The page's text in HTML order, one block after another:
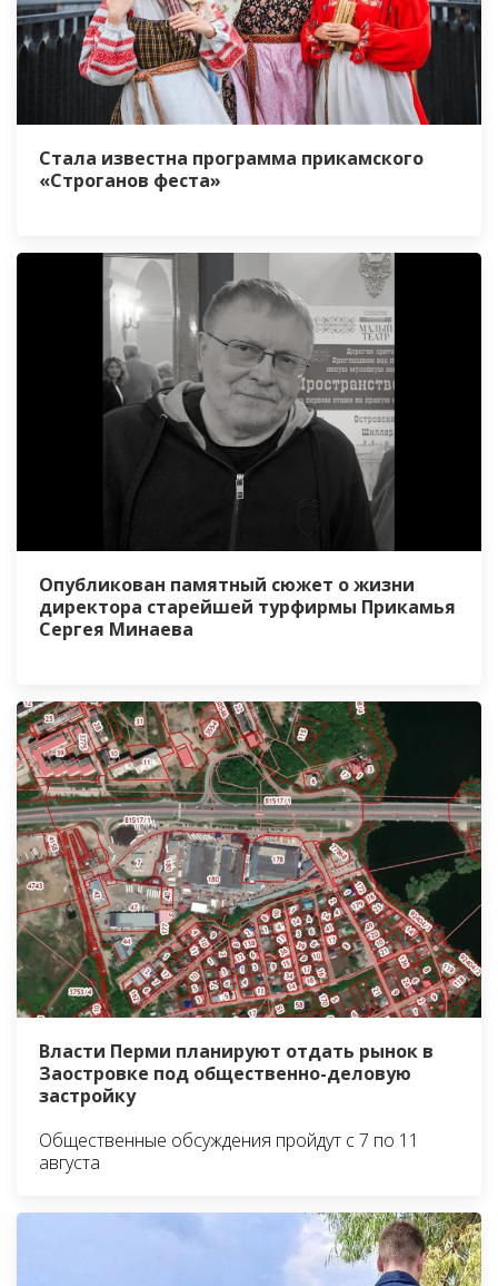
Стала известна программа прикамского
«Строганов феста»
Опубликован памятный сюжет о жизни
директора старейшей турфирмы Прикамья
Сергея Минаева
Власти Перми планируют отдать рынок в
Заостровке под общественно-деловую
застройку
Общественные обсуждения пройдут с 7 по 11
августа